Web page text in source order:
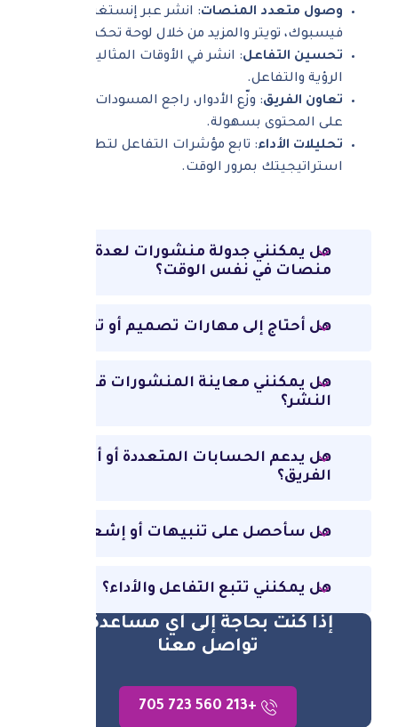
إذا كنت بحاجة إلى أي مساعدة،
تواصل معنا
+213 560 723 705
وصول متعدد المنصات: انشر عبر إنستغرام،
فيسبوك، تويتر والمزيد من خلال لوحة تحكم واحدة.
تحسين التفاعل: انشر في الأوقات المثالية لزيادة
الرؤية والتفاعل.
تعاون الفريق: وزّع الأدوار، راجع المسودات، ووافق
على المحتوى بسهولة.
تحليلات الأداء: تابع مؤشرات التفاعل لتطوير
استراتيجيتك بمرور الوقت.
هل يمكنني جدولة منشورات لعدة
منصات في نفس الوقت؟
هل أحتاج إلى مهارات تصميم أو تقنية؟
هل يمكنني معاينة المنشورات قبل
النشر؟
هل يدعم الحسابات المتعددة أو أعضاء
الفريق؟
هل سأحصل على تنبيهات أو إشعارات؟
هل يمكنني تتبع التفاعل والأداء؟